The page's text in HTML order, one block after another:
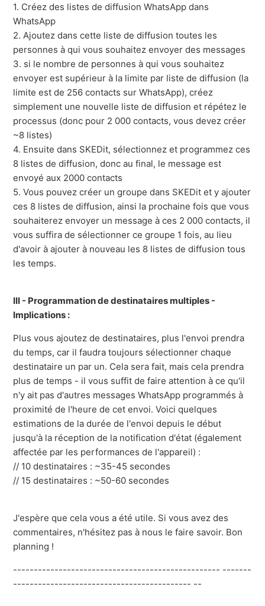
1. Créez des listes de diffusion WhatsApp dans
WhatsApp
2. Ajoutez dans cette liste de diffusion toutes les
personnes à qui vous souhaitez envoyer des messages
3. si le nombre de personnes à qui vous souhaitez
envoyer est supérieur à la limite par liste de diffusion (la
limite est de 256 contacts sur WhatsApp), créez
simplement une nouvelle liste de diffusion et répétez le
processus (donc pour 2 000 contacts, vous devez créer
~8 listes)
4. Ensuite dans SKEDit, sélectionnez et programmez ces
8 listes de diffusion, donc au final, le message est
envoyé aux 2000 contacts
5. Vous pouvez créer un groupe dans SKEDit et y ajouter
ces 8 listes de diffusion, ainsi la prochaine fois que vous
souhaiterez envoyer un message à ces 2 000 contacts, il
vous suffira de sélectionner ce groupe 1 fois, au lieu
d'avoir à ajouter à nouveau les 8 listes de diffusion tous
les temps.
III - Programmation de destinataires multiples -
Implications :
Plus vous ajoutez de destinataires, plus l'envoi prendra
du temps, car il faudra toujours sélectionner chaque
destinataire un par un. Cela sera fait, mais cela prendra
plus de temps - il vous suffit de faire attention à ce qu'il
n'y ait pas d'autres messages WhatsApp programmés à
proximité de l'heure de cet envoi. Voici quelques
estimations de la durée de l'envoi depuis le début
jusqu'à la réception de la notification d'état (également
affectée par les performances de l'appareil) :
// 10 destinataires : ~35-45 secondes
// 15 destinataires : ~50-60 secondes
J'espère que cela vous a été utile. Si vous avez des
commentaires, n'hésitez pas à nous le faire savoir. Bon
planning !
-------------------------------------------------- -------
------------------------------------------- --